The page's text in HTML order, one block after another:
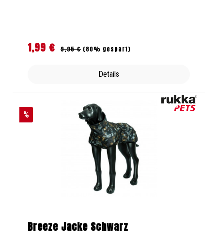
Verkaufspreis:
1,99 € Regulärer Preis:
9,95 € (80% gespart)
Details
%
Breeze Jacke Schwarz